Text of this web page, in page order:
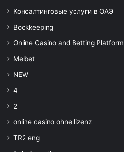
Консалтинговые услуги в ОАЭ
Bookkeeping
Online Casino and Betting Platform
Melbet
NEW
4
2
online casino ohne lizenz
TR2 eng